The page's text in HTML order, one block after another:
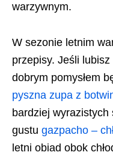
warzywnym.
W sezonie letnim
przepisy. Jeśli
dobrym pomysłem
pyszna zupa z
bardziej
gustu gazpacho –
letni obiad obok